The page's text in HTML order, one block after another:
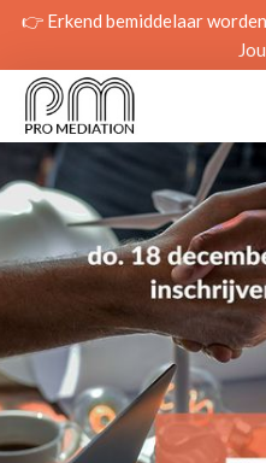
👉 Erkend bemiddelaar